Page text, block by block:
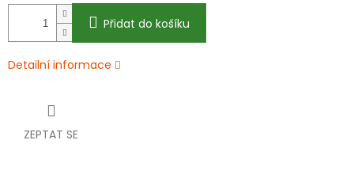
Přidat do košíku
Detailní informace
ZEPTAT SE